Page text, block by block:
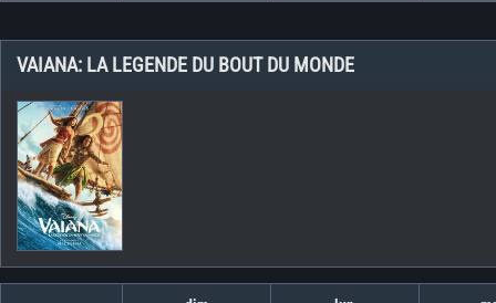
VAIANA: LA LEGENDE DU BOUT DU MONDE